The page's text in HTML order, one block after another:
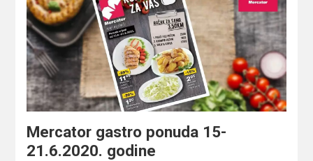
Mercator gastro ponuda 15-
21.6.2020. godine